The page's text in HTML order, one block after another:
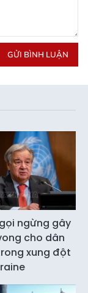
GỬI BÌNH LUẬN
ngừng gây
cho dân
xung đột